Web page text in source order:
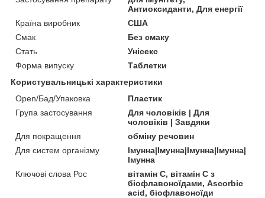
Антиоксиданти, Для енергії
Країна виробник
США
Смак
Без смаку
Стать
Унісекс
Форма випуску
Таблетки
Користувальницькі характеристики
Open/Бад/Упаковка
Пластик
Група застосування
Для чоловіків | Для
чоловіків | Завдяки
Для покращення
обміну речовин
Для систем організму
Імунна|Імунна|Імунна|Імунна|
Імунна
Ключові слова Рос
вітамін C, вітамін С з
біофлавоноїдами, Ascorbic
acid, біофлавоноїди